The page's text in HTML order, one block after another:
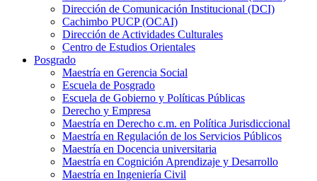
Dirección de Comunicación Institucional (DCI)
Cachimbo PUCP (OCAI)
Dirección de Actividades Culturales
Centro de Estudios Orientales
Posgrado
Maestría en Gerencia Social
Escuela de Posgrado
Escuela de Gobierno y Políticas Públicas
Derecho y Empresa
Maestría en Derecho c.m. en Política Jurisdiccional
Maestría en Regulación de los Servicios Públicos
Maestría en Docencia universitaria
Maestría en Cognición Aprendizaje y Desarrollo
Maestría en Ingeniería Civil